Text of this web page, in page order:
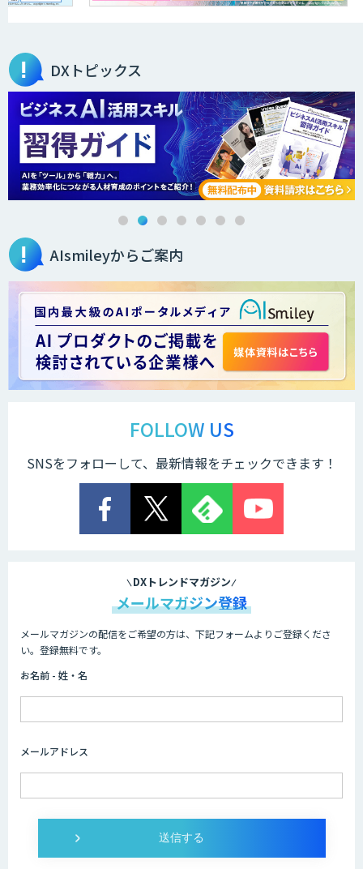
DXトピックス
AIsmileyからご案内
FOLLOW US
SNSをフォローして、最新情報をチェックできます！
DXトレンドマガジン
メールマガジン登録
メールマガジンの配信をご希望の方は、下記フォームよりご登録くださ
い。登録無料です。
お名前 - 姓・名
メールアドレス